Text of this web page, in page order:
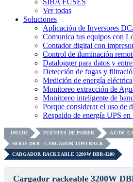
SIBA FUSES
Ver todas
Soluciones
Aplicación de Inversores
Comunica tus equipos con
Contador digital con
Control de iluminación
Datalogger para datos y
Detección de fugas y
Medición de energía eléctrica
Monitoreo extracción de
Monitoreo inteligente de
Porque considerar el uso de
Respaldo de energía UPS en
INICIO FUENTES DE PODER
AC/DC
SERIE DBR - CARGADOR TIPO RACK
CARGADOR RACKEABLE 3200W DBR-3200
Cargador rackeable 3200W